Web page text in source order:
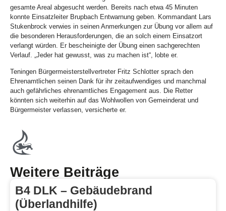
gesamte Areal abgesucht werden. Bereits nach etwa 45 Minuten
konnte Einsatzleiter Brupbach Entwarnung geben. Kommandant Lars
Stukenbrock verwies in seinen Anmerkungen zur Übung vor allem auf
die besonderen Herausforderungen, die an solch einem Einsatzort
verlangt würden. Er bescheinigte der Übung einen sachgerechten
Verlauf. „Jeder hat gewusst, was zu machen ist“, lobte er.
Teningen Bürgermeisterstellvertreter Fritz Schlotter sprach den
Ehrenamtlichen seinen Dank für ihr zeitaufwendiges und manchmal
auch gefährliches ehrenamtliches Engagement aus. Die Retter
könnten sich weiterhin auf das Wohlwollen von Gemeinderat und
Bürgermeister verlassen, versicherte er.
Weitere Beiträge
B4 DLK – Gebäudebrand
(Überlandhilfe)